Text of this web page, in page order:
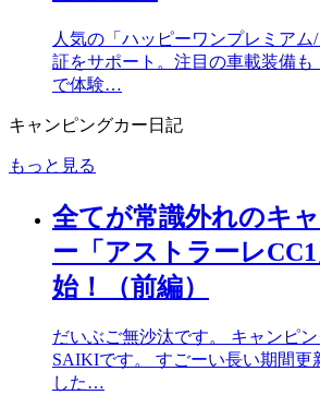
人気の「ハッピーワンプレミア
証をサポート。注目の車載装備も
で体験…
キャンピングカー日記
もっと見る
全てが常識外れのキ
ー「アストラーレ
始！（前編）
だいぶご無沙汰です。 キャンピ
SAIKIです。 すごーい長い期間更
した…